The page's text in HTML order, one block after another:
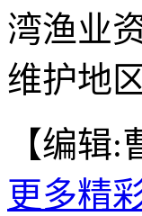
湾渔业
维护地
【编辑:
更多精